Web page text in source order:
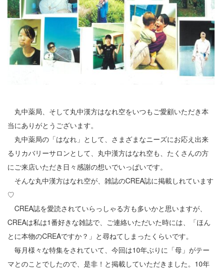
丸中薬局、そして丸中漢方はなれ空をいつもご愛顧いただき本
当にありがとうございます。
丸中薬局の「はなれ」として、さまざまなニーズにお応え出来
るリカバリーサロンとして、丸中漢方はなれ空も、たくさんの方
にご来店いただき日々感謝の想いでいっぱいです。
そんな丸中漢方はなれ空が、雑誌のCREA誌に掲載しれています
♡
CREA誌を愛読されていらっしゃる方も多いかと思いますが、
CREAは私は1番好きな雑誌で、ご連絡いただいた時には、「ほん
とに本物のCREAですか？」と尋ねてしまったくらいです。
毎月様々な特集をされていて、今回は10年ぶりに「母」がテー
マとのことでしたので、是非！と掲載していただきました。10年
2026年8月
月 火 水 木 金 土 日
1
4
5
6
7
9
10
11